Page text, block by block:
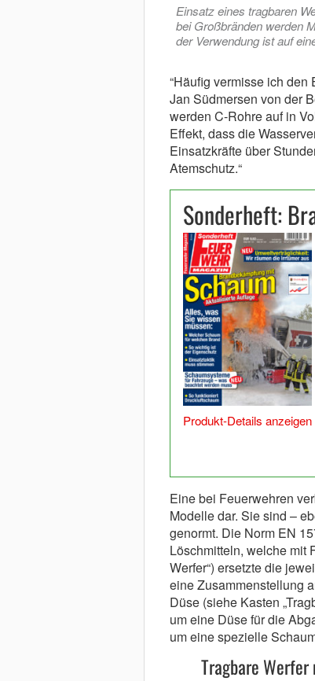
Einsatz eines tragbaren
bei Großbränden werden
der Verwendung ist auf
“Häufig vermisse ich den
Jan Südmersen von der
werden C-Rohre auf in
Effekt, dass die
Einsatzkräfte über
Atemschutz.“
Sonderheft:
Produkt-Details anzeigen
Eine bei Feuerwehren
Modelle dar. Sie sind –
genormt. Die Norm EN
Löschmitteln, welche mit
Werfer“) ersetzte die
eine Zusammenstellung
Düse (siehe Kasten
um eine Düse für die
um eine spezielle
Tragbare Werfer